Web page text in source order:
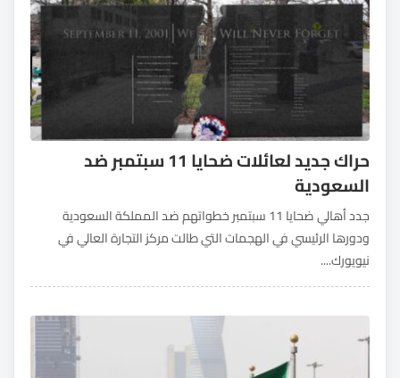
حراك جديد لعائلات ضحايا 11 سبتمبر ضد
السعودية
جدد أهالي ضحايا 11 سبتمبر خطواتهم ضد المملكة السعودية
ودورها الرئيسي في الهجمات التي طالت مركز التجارة العالي في
نيويورك....